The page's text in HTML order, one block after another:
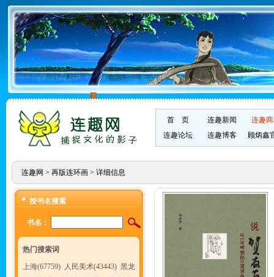
首 页 连趣新闻
连趣
连趣论坛
连趣博客 顾炳鑫
连趣网 > 再版连环画> 详细信息
按书名搜索
书名：
热门搜索词
上海(67759) 人民美术(43443) 黑龙